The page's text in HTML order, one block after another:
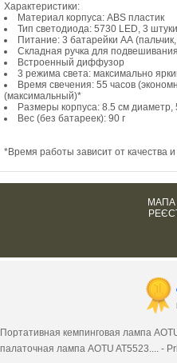
Характеристики:
Материал корпуса: ABS пластик
Тип светодиода: 5730 LED, 3 штуки
Питание: 3 батарейки АА
Складная ручка для подвешивания
Встроенный диффузор
3 режима света: максимально
Время свечения: 55 часов
(максимальный)*
Размеры корпуса: 8.5 см
Вес (без батареек): 90 г
*Время работы зависит от качества
МАПА
Портативная кемпинговая лампа
палаточная лампа AOTU AT5523.... -